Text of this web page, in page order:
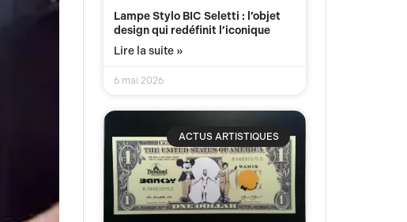
Lampe Stylo BIC Seletti : l’objet
design qui redéfinit l’iconique
Lire la suite »
6 mai 2026
ACTUS ARTISTIQUES